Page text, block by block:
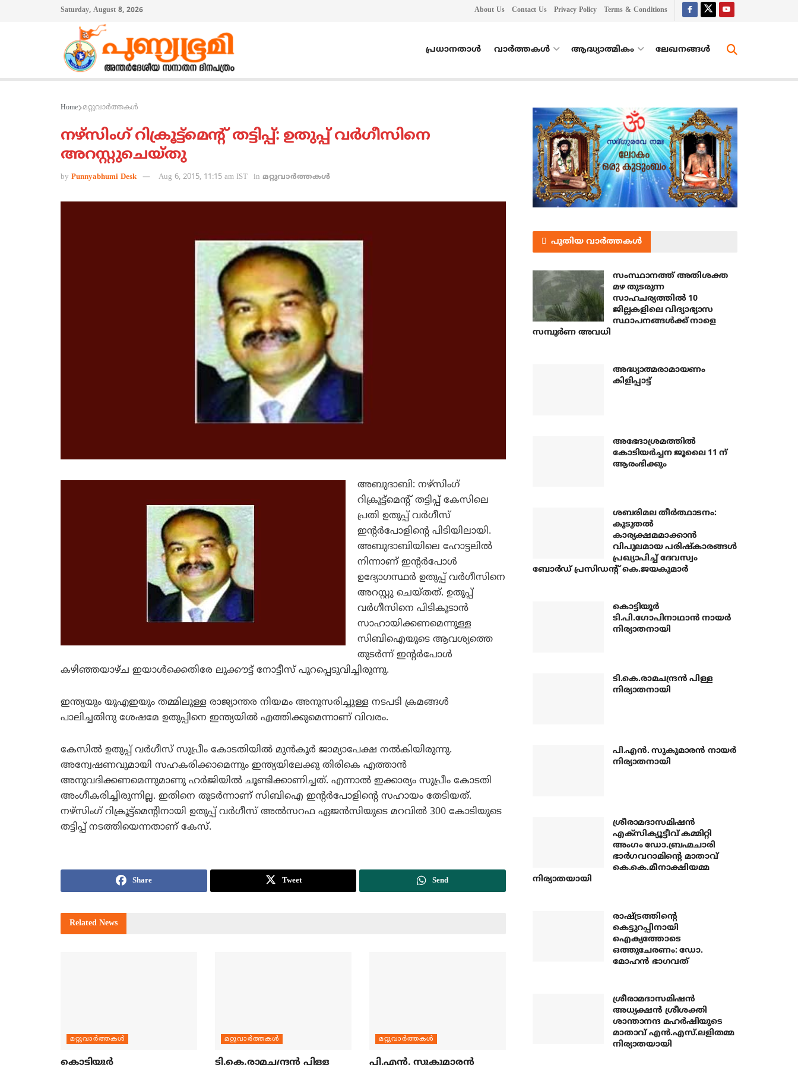
Saturday, August 8, 2026 About Us Contact Us Privacy Policy Terms & Conditions
പ്രധാനതാൾ വാർത്തകൾ ആദ്ധ്യാത്മികം ലേഖനങ്ങള്‍
Home മറ്റുവാര്‍ത്തകള്‍
നഴ്‌സിംഗ് റിക്രൂട്ട്‌മെന്റ് തട്ടിപ്പ്: ഉതുപ്പ് വര്‍ഗീസിനെ
അറസ്റ്റുചെയ്തു
by Punnyabhumi Desk Aug 6, 2015, 11:15 am IST in മറ്റുവാര്‍ത്തകള്‍
അബുദാബി: നഴ്‌സിംഗ്
റിക്രൂട്ട്‌മെന്റ് തട്ടിപ്പ് കേസിലെ
പ്രതി ഉതുപ്പ് വര്‍ഗീസ്
ഇന്റര്‍പോളിന്റെ പിടിയിലായി.
അബുദാബിയിലെ ഹോട്ടലില്‍
നിന്നാണ് ഇന്റര്‍പോള്‍
ഉദ്യോഗസ്ഥര്‍ ഉതുപ്പ് വര്‍ഗീസിനെ
അറസ്റ്റു ചെയ്തത്. ഉതുപ്പ്
വര്‍ഗീസിനെ പിടികൂടാന്‍
സാഹായിക്കണമെന്നുള്ള
സിബിഐയുടെ ആവശ്യത്തെ
തുടര്‍ന്ന് ഇന്റര്‍പോള്‍
കഴിഞ്ഞയാഴ്ച ഇയാള്‍ക്കെതിരേ ലുക്കൗട്ട് നോട്ടീസ് പുറപ്പെടുവിച്ചിരുന്നു.
ഇന്ത്യയും യുഎഇയും തമ്മിലുള്ള രാജ്യാന്തര നിയമം അനുസരിച്ചുള്ള നടപടി ക്രമങ്ങള്‍
പാലിച്ചതിനു ശേഷമേ ഉതുപ്പിനെ ഇന്ത്യയില്‍ എത്തിക്കുമെന്നാണ് വിവരം.
കേസില്‍ ഉതുപ്പ് വര്‍ഗീസ് സുപ്രീം കോടതിയില്‍ മുന്‍കൂര്‍ ജാമ്യാപേക്ഷ നല്‍കിയിരുന്നു.
അന്വേഷണവുമായി സഹകരിക്കാമെന്നും ഇന്ത്യയിലേക്കു തിരികെ എത്താന്‍
അനുവദിക്കണമെന്നുമാണു ഹര്‍ജിയില്‍ ചൂണ്ടിക്കാണിച്ചത്. എന്നാല്‍ ഇക്കാര്യം സുപ്രീം കോടതി
അംഗീകരിച്ചിരുന്നില്ല. ഇതിനെ തുടര്‍ന്നാണ് സിബിഐ ഇന്റര്‍പോളിന്റെ സഹായം തേടിയത്.
നഴ്‌സിംഗ് റിക്രൂട്ട്‌മെന്റിനായി ഉതുപ്പ് വര്‍ഗീസ് അല്‍സറഫ ഏജന്‍സിയുടെ മറവില്‍ 300 കോടിയുടെ
തട്ടിപ്പ് നടത്തിയെന്നതാണ് കേസ്.
Share Tweet Send
Related News
മറ്റുവാര്‍ത്തകള്‍
കൊട്ടിയൂര്‍
മറ്റുവാര്‍ത്തകള്‍
ടി.കെ.രാമചന്ദ്രന്‍ പിള്ള
മറ്റുവാര്‍ത്തകള്‍
പി.എന്‍. സുകുമാരന്‍
പുതിയ വാർത്തകൾ
സംസ്ഥാനത്ത് അതിശക്ത
മഴ തുടരുന്ന
സാഹചര്യത്തിൽ 10
ജില്ലകളിലെ വിദ്യാഭ്യാസ
സ്ഥാപനങ്ങൾക്ക് നാളെ
സമ്പൂർണ അവധി
അദ്ധ്യാത്മരാമായണം
കിളിപ്പാട്ട്
അഭേദാശ്രമത്തില്‍
കോടിയര്‍ച്ചന ജൂലൈ 11 ന്
ആരംഭിക്കും
ശബരിമല തീര്‍ത്ഥാടനം:
കൂടുതല്‍
കാര്യക്ഷമമാക്കാന്‍
വിപുലമായ പരിഷ്‌കാരങ്ങള്‍
പ്രഖ്യാപിച്ച് ദേവസ്വം
ബോര്‍ഡ് പ്രസിഡന്റ് കെ.ജയകുമാര്‍
കൊട്ടിയൂര്‍
ടി.പി.ഗോപിനാഥാന്‍ നായര്‍
നിര്യാതനായി
ടി.കെ.രാമചന്ദ്രന്‍ പിള്ള
നിര്യാതനായി
പി.എന്‍. സുകുമാരന്‍ നായര്‍
നിര്യാതനായി
ശ്രീരാമദാസമിഷന്‍
എക്‌സിക്യൂട്ടീവ് കമ്മിറ്റി
അംഗം ഡോ.ബ്രഹ്മചാരി
ഭാര്‍ഗവറാമിന്റെ മാതാവ്
കെ.കെ.മീനാക്ഷിയമ്മ
നിര്യാതയായി
രാഷ്ട്രത്തിന്റെ
കെട്ടുറപ്പിനായി
ഐക്യത്തോടെ
ഒത്തുചേരണം: ഡോ.
മോഹന്‍ ഭാഗവത്
ശ്രീരാമദാസമിഷന്‍
അധ്യക്ഷന്‍ ശ്രീശക്തി
ശാന്താനന്ദ മഹര്‍ഷിയുടെ
മാതാവ് എന്‍.എസ്.ലളിതമ്മ
നിര്യാതയായി